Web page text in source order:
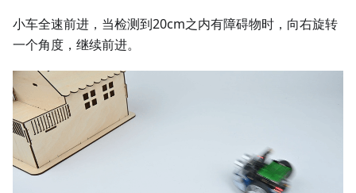
小车全速前进，当检测到20cm之内有障碍物时，向右旋转
一个角度，继续前进。